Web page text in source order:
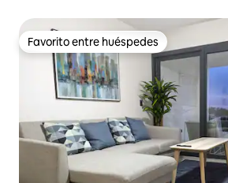
Favorito entre huéspedes
Favorito entre huéspedes